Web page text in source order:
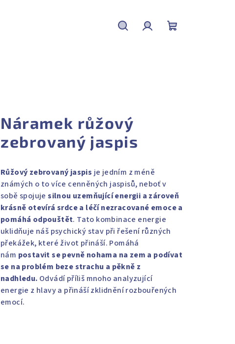
Náramek růžový
zebrovaný jaspis
Růžový zebrovaný jaspis je jedním z méně
známých o to více cenněných jaspisů, neboťv
sobě spojujesilnou uzemňující energii a zároveň
krásně otevírá srdce a léčí nezracované emoce a
pomáhá odpouštět. Tato kombinace energie
uklidňuje náš psychický stav při řešení různých
překážek, které život přináší. Pomáhá
nám postavit se pevně nohama na zem a podívat
se na problém beze strachu a pěkně z
nadhledu. Odvádí příliš mnoho analyzující
energie z hlavy a přináší zklidnění rozbouřených
emocí.